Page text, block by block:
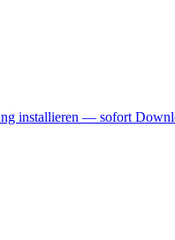
installieren — sofort